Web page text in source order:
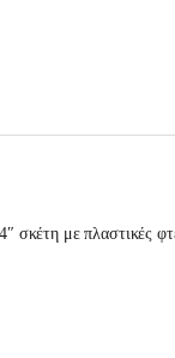
σκέτη με